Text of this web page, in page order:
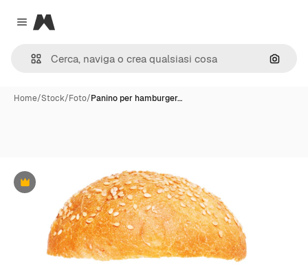
Close menu
Magnific
Cerca
Home/Stock/Foto/Panino per hamburger…
Premium